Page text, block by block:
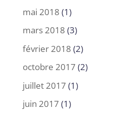
mai 2018 (1)
mars 2018 (3)
février 2018 (2)
octobre 2017 (2)
juillet 2017 (1)
juin 2017 (1)